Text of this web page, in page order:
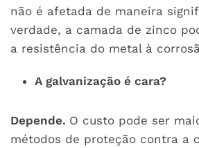
não é afetada de maneira
verdade, a camada de zinco
a resistência do metal à
A galvanização é cara?
Depende. O custo pode ser
métodos de proteção contra a